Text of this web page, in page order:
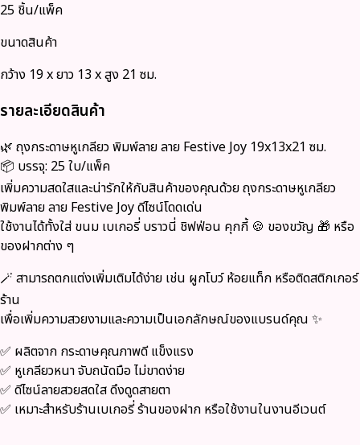
25 ชิ้น/แพ็ค
ขนาดสินค้า
กว้าง 19 x ยาว 13 x สูง 21 ซม.
รายละเอียดสินค้า
🌿 ถุงกระดาษหูเกลียว พิมพ์ลาย ลาย Festive Joy 19x13x21 ซม.
📦 บรรจุ: 25 ใบ/แพ็ค
เพิ่มความสดใสและน่ารักให้กับสินค้าของคุณด้วยถุงกระดาษหูเกลียว
พิมพ์ลาย ลาย Festive Joyดีไซน์โดดเด่น
ใช้งานได้ทั้งใส่ ขนม เบเกอรี่ บราวนี่ ชิฟฟ่อน คุกกี้ 🍪 ของขวัญ 🎁 หรือ
ของฝากต่าง ๆ
🪄 สามารถตกแต่งเพิ่มเติมได้ง่าย เช่น ผูกโบว์ ห้อยแท็ก หรือติดสติกเกอร์
ร้าน
เพื่อเพิ่มความสวยงามและความเป็นเอกลักษณ์ของแบรนด์คุณ ✨
✅ ผลิตจาก กระดาษคุณภาพดี แข็งแรง
✅ หูเกลียวหนา จับถนัดมือ ไม่ขาดง่าย
✅ ดีไซน์ลายสวยสดใส ดึงดูดสายตา
✅ เหมาะสำหรับร้านเบเกอรี่ ร้านของฝาก หรือใช้งานในงานอีเวนต์